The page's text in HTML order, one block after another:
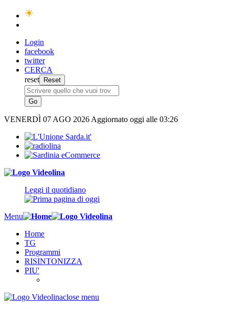
Login
facebook
twitter
CERCA
reset
VENERDÌ 07 AGO 2026 Aggiornato oggi alle 03:26
Leggi il quotidiano
Menu
Home
TG
Programmi
RISINTONIZZA
PIU'
close menu